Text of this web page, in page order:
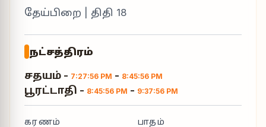
தேய்பிறை | திதி 18
நட்சத்திரம்
சதயம் - 7:27:56 PM - 8:45:56 PM
பூரட்டாதி - 8:45:56 PM - 9:37:56 PM
கரணம் பாதம்